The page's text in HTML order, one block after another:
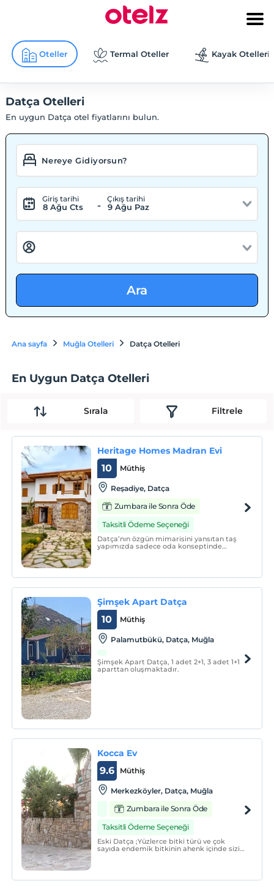
Oteller Termal Oteller Kayak Otelleri
Datça Otelleri
En uygun Datça otel fiyatlarını bulun.
Giriş tarihi
8 Ağu Cts -
Çıkış tarihi
9 Ağu Paz
Ara
Ana sayfa Muğla Otelleri Datça Otelleri
En Uygun Datça Otelleri
Sırala Filtrele
Heritage Homes Madran Evi
Müthiş
10
Reşadiye, Datça
Zumbara ile Sonra Öde
Taksitli Ödeme Seçeneği
Datça’nın özgün mimarisini yansıtan taş
yapımızda sadece oda konseptinde
Şimşek Apart Datça
Müthiş
10
Palamutbükü, Datça, Muğla
Şimşek Apart Datça, 1 adet 2+1, 3 adet 1+1
aparttan oluşmaktadır.
Kocca Ev
Müthiş
9.6
Merkezköyler, Datça, Muğla
Zumbara ile Sonra Öde
Taksitli Ödeme Seçeneği
Eski Datça ;Yüzlerce bitki türü ve çok
sayıda endemik bitkinin ahenk içinde sizi